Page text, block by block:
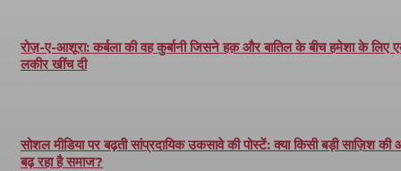
रोज़-ए-आशूरा: कर्बला की वह कुर्बानी जिसने हक़ और बातिल के बीच हमेशा के लिए
लकीर खींच दी
सोशल मीडिया पर बढ़ती सांप्रदायिक उकसावे की पोस्टें: क्या किसी बड़ी साज़िश की
बढ़ रहा है समाज?